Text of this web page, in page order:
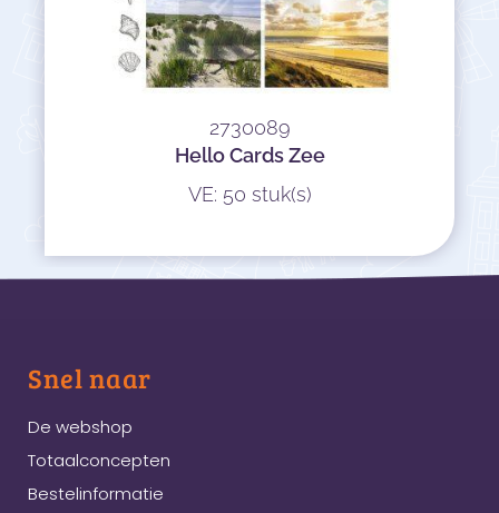
2730089
Hello Cards Zee
VE: 50 stuk(s)
Snel naar
De webshop
Totaalconcepten
Bestelinformatie